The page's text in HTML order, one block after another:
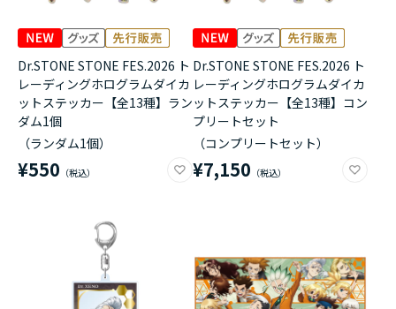
Dr.STONE STONE FES.2026 ト
レーディングホログラムダイカ
ットステッカー【全13種】ラン
ダム1個
（ランダム1個）
¥550
Dr.STONE STONE FES.2026 ト
レーディングホログラムダイカ
ットステッカー【全13種】コン
プリートセット
（コンプリートセット）
¥7,150